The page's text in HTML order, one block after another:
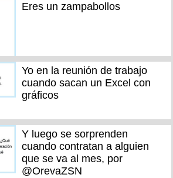
Eres un zampabollos
Yo en la reunión de trabajo
cuando sacan un Excel con
gráficos
Y luego se sorprenden
cuando contratan a alguien
que se va al mes, por
@OrevaZSN